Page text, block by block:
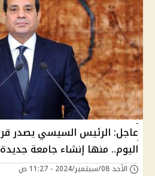
عاجل: الرئيس السيسي يصدر
اليوم.. منها إنشاء جامعة جديدة
الأحد 08/سبتمبر/2024 - 11:27 ص